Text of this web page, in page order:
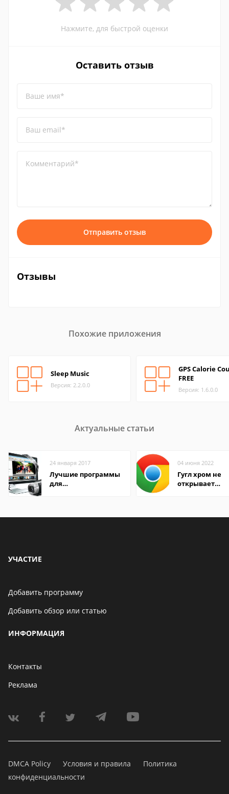
Нажмите, для быстрой оценки
Оставить отзыв
Ваше имя*
Ваш email*
Комментарий*
Отправить отзыв
Отзывы
Похожие приложения
Sleep Music
Версия: 2.2.0.0
GPS Calorie
FREE
Версия: 1.6.0.0
Актуальные статьи
24 января 2017
Лучшие программы
для
04 июня 2022
Гугл хром не
открывает
УЧАСТИЕ
Добавить программу
Добавить обзор или статью
ИНФОРМАЦИЯ
Контакты
Реклама
DMCA Policy Условия и правила
Политика
конфиденциальности